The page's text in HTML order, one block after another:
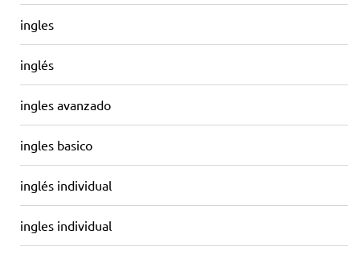
ingles
inglés
ingles avanzado
ingles basico
inglés individual
ingles individual